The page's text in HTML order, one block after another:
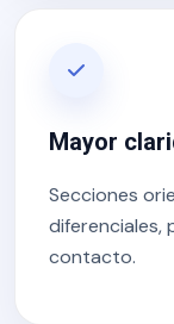
Mayor
Secciones
diferenciales,
contacto.